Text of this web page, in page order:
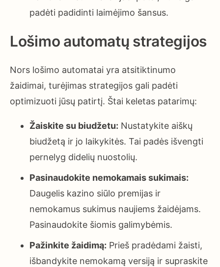
padėti padidinti laimėjimo šansus.
Lošimo automatų strategijos
Nors lošimo automatai yra atsitiktinumo
žaidimai, turėjimas strategijos gali padėti
optimizuoti jūsų patirtį. Štai keletas patarimų:
Žaiskite su biudžetu: Nustatykite aiškų
biudžetą ir jo laikykitės. Tai padės išvengti
pernelyg didelių nuostolių.
Pasinaudokite nemokamais sukimais:
Daugelis kazino siūlo premijas ir
nemokamus sukimus naujiems žaidėjams.
Pasinaudokite šiomis galimybėmis.
Pažinkite žaidimą: Prieš pradėdami žaisti,
išbandykite nemokamą versiją ir supraskite